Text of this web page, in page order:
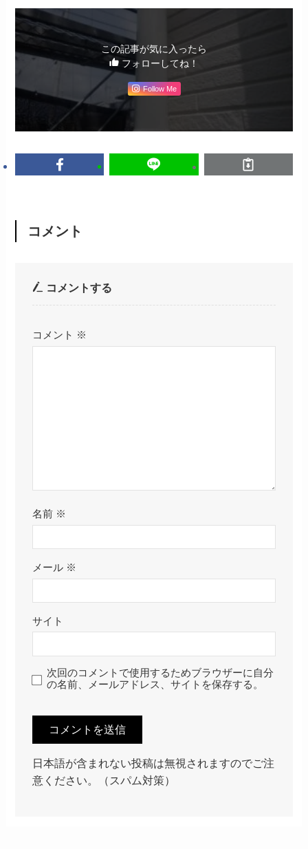
この記事が気に入ったら
フォローしてね！
Follow Me
コメント
コメントする
コメント ※
名前 ※
メール ※
サイト
次回のコメントで使用するためブラウザーに自分
の名前、メールアドレス、サイトを保存する。
日本語が含まれない投稿は無視されますのでご注
意ください。（スパム対策）